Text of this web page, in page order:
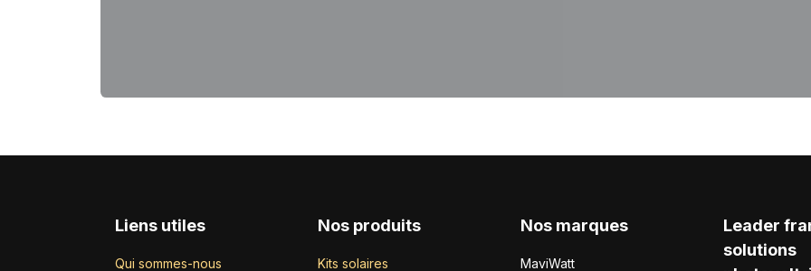
Liens utiles
Qui sommes-nous
Nos produits
Kits solaires
Nos marques
MaviWatt
Leader
solutions